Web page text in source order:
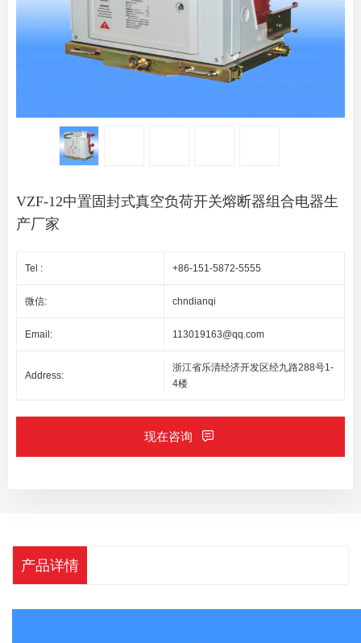
VZF-12中置固封式真空负荷开关熔断器组合电器生
产厂家
Tel : +86-151-5872-5555
微信: chndianqi
Email: 113019163@qq.com
Address:
浙江省乐清经济开发区经九路288号1-
4楼
现在咨询
产品详情